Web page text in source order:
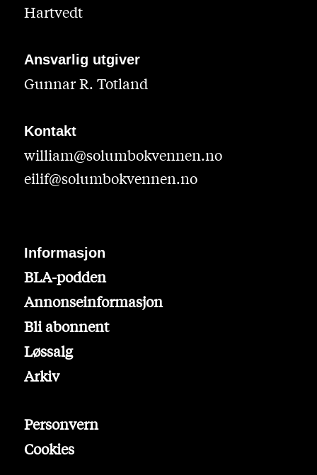
Hartvedt
Ansvarlig utgiver
Gunnar R. Totland
Kontakt
william@solumbokvennen.no
eilif@solumbokvennen.no
Informasjon
BLA-podden
Annonseinformasjon
Bli abonnent
Løssalg
Arkiv
Personvern
Cookies